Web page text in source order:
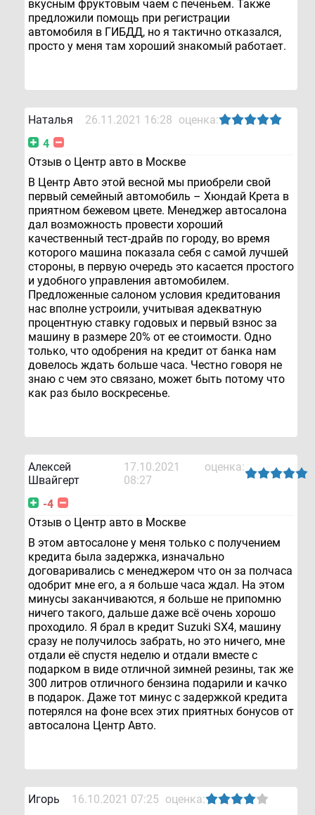
вкусным фруктовым чаем с печеньем. Также
предложили помощь при регистрации
автомобиля в ГИБДД, но я тактично отказался,
просто у меня там хороший знакомый работает.
Наталья 26.11.2021 16:28 оценка:
4
Отзыв о Центр авто в Москве
В Центр Авто этой весной мы приобрели свой
первый семейный автомобиль – Хюндай Крета в
приятном бежевом цвете. Менеджер автосалона
дал возможность провести хороший
качественный тест-драйв по городу, во время
которого машина показала себя с самой лучшей
стороны, в первую очередь это касается простого
и удобного управления автомобилем.
Предложенные салоном условия кредитования
нас вполне устроили, учитывая адекватную
процентную ставку годовых и первый взнос за
машину в размере 20% от ее стоимости. Одно
только, что одобрения на кредит от банка нам
довелось ждать больше часа. Честно говоря не
знаю с чем это связано, может быть потому что
как раз было воскресенье.
Алексей
Швайгерт
17.10.2021
08:27
оценка:
-4
Отзыв о Центр авто в Москве
В этом автосалоне у меня только с получением
кредита была задержка, изначально
договаривались с менеджером что он за полчаса
одобрит мне его, а я больше часа ждал. На этом
минусы заканчиваются, я больше не припомню
ничего такого, дальше даже всё очень хорошо
проходило. Я брал в кредит Suzuki SX4, машину
сразу не получилось забрать, но это ничего, мне
отдали её спустя неделю и отдали вместе с
подарком в виде отличной зимней резины, так же
300 литров отличного бензина подарили и качко
в подарок. Даже тот минус с задержкой кредита
потерялся на фоне всех этих приятных бонусов от
автосалона Центр Авто.
Игорь 16.10.2021 07:25 оценка: